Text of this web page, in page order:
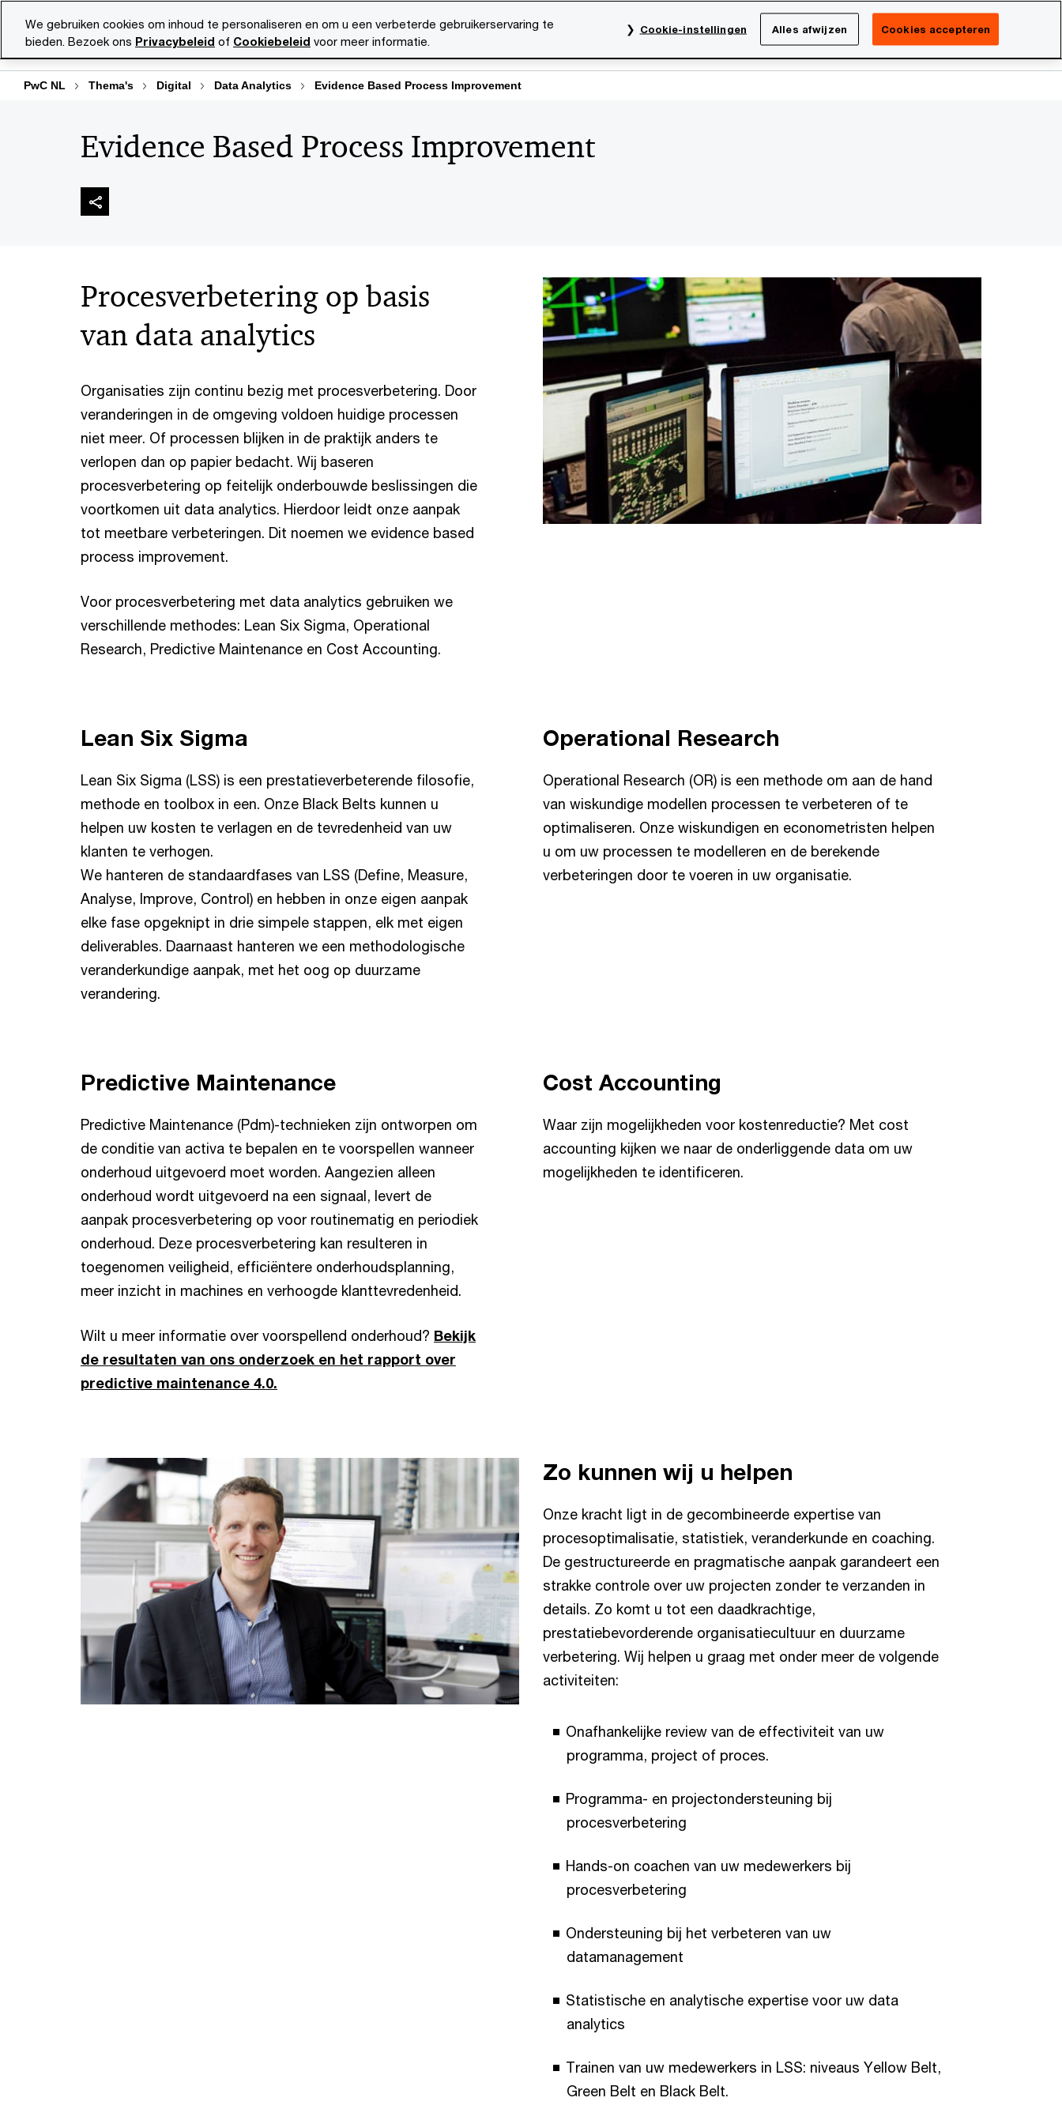
Diensten Marktsectoren Carrière
Netherlands
Search
PwC NL Thema's Digital Data Analytics Evidence Based Process Improvement
Evidence Based Process Improvement
Procesverbetering op basis
van data analytics
Organisaties zijn continu bezig met procesverbetering. Door
veranderingen in de omgeving voldoen huidige processen
niet meer. Of processen blijken in de praktijk anders te
verlopen dan op papier bedacht. Wij baseren
procesverbetering op feitelijk onderbouwde beslissingen die
voortkomen uit data analytics. Hierdoor leidt onze aanpak
tot meetbare verbeteringen. Dit noemen we evidence based
process improvement.
Voor procesverbetering met data analytics gebruiken we
verschillende methodes: Lean Six Sigma, Operational
Research, Predictive Maintenance en Cost Accounting.
Lean Six Sigma
Lean Six Sigma (LSS) is een prestatieverbeterende filosofie,
methode en toolbox in een. Onze Black Belts kunnen u
helpen uw kosten te verlagen en de tevredenheid van uw
klanten te verhogen.
We hanteren de standaardfases van LSS (Define, Measure,
Analyse, Improve, Control) en hebben in onze eigen aanpak
elke fase opgeknipt in drie simpele stappen, elk met eigen
deliverables. Daarnaast hanteren we een methodologische
veranderkundige aanpak, met het oog op duurzame
verandering.
Operational Research
Operational Research (OR) is een methode om aan de hand
van wiskundige modellen processen te verbeteren of te
optimaliseren. Onze wiskundigen en econometristen helpen
u om uw processen te modelleren en de berekende
verbeteringen door te voeren in uw organisatie.
Predictive Maintenance
Predictive Maintenance (Pdm)-technieken zijn ontworpen om
de conditie van activa te bepalen en te voorspellen wanneer
onderhoud uitgevoerd moet worden. Aangezien alleen
onderhoud wordt uitgevoerd na een signaal, levert de
aanpak procesverbetering op voor routinematig en periodiek
onderhoud. Deze procesverbetering kan resulteren in
toegenomen veiligheid, efficiëntere onderhoudsplanning,
meer inzicht in machines en verhoogde klanttevredenheid.
Wilt u meer informatie over voorspellend onderhoud? Bekijk
de resultaten van ons onderzoek en het rapport over
predictive maintenance 4.0.
Cost Accounting
Waar zijn mogelijkheden voor kostenreductie? Met cost
accounting kijken we naar de onderliggende data om uw
mogelijkheden te identificeren.
Zo kunnen wij u helpen
Onze kracht ligt in de gecombineerde expertise van
procesoptimalisatie, statistiek, veranderkunde en coaching.
De gestructureerde en pragmatische aanpak garandeert een
strakke controle over uw projecten zonder te verzanden in
details. Zo komt u tot een daadkrachtige,
prestatiebevorderende organisatiecultuur en duurzame
verbetering. Wij helpen u graag met onder meer de volgende
activiteiten:
Onafhankelijke review van de effectiviteit van uw
programma, project of proces.
Programma- en projectondersteuning bij
procesverbetering
Hands-on coachen van uw medewerkers bij
procesverbetering
Ondersteuning bij het verbeteren van uw
datamanagement
Statistische en analytische expertise voor uw data
analytics
Trainen van uw medewerkers in LSS: niveaus Yellow Belt,
Green Belt en Black Belt.
We gebruiken cookies om inhoud te personaliseren en om u een verbeterde gebruikerservaring te
bieden. Bezoek ons Privacybeleid of Cookiebeleid voor meer informatie.
Cookie-instellingen Alles afwijzen Cookies accepteren